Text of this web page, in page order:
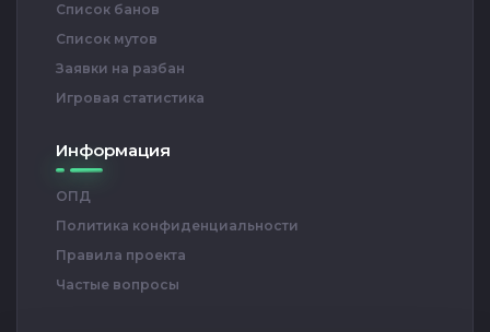
Список банов
Список мутов
Заявки на разбан
Игровая статистика
Информация
ОПД
Политика конфиденциальности
Правила проекта
Частые вопросы